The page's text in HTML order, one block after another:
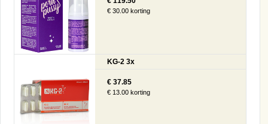
€ 30.00 korting
KG-2 3x
€ 37.85
€ 13.00 korting